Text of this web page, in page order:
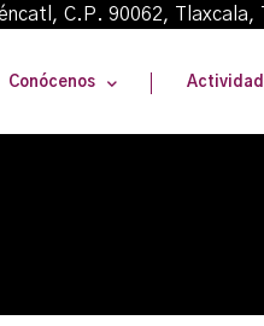
C.P. 90062,
Conócenos Actividad